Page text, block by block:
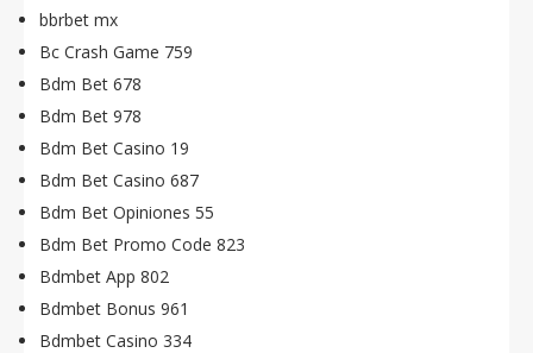
bbrbet mx
Bc Crash Game 759
Bdm Bet 678
Bdm Bet 978
Bdm Bet Casino 19
Bdm Bet Casino 687
Bdm Bet Opiniones 55
Bdm Bet Promo Code 823
Bdmbet App 802
Bdmbet Bonus 961
Bdmbet Casino 334